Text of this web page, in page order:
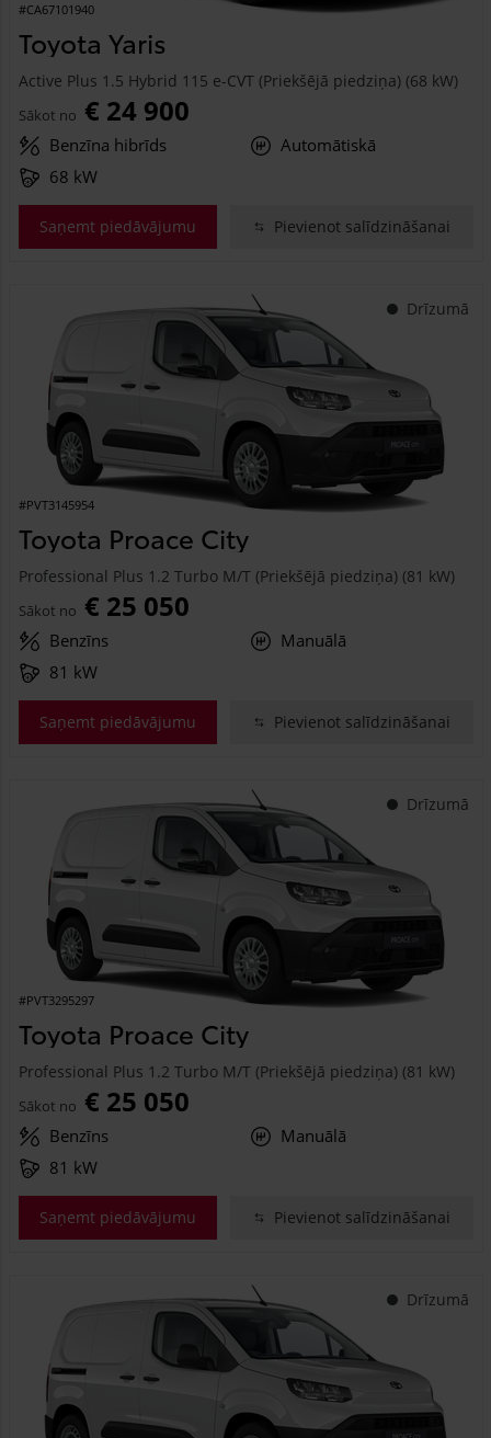
#CA67101940
Toyota Yaris
Active Plus 1.5 Hybrid 115 e-CVT (Priekšējā piedziņa) (68 kW)
Sākot no € 24 900
Benzīna hibrīds
Automātiskā
68 kW
Saņemt piedāvājumu Pievienot salīdzināšanai
Drīzumā
#PVT3145954
Toyota Proace City
Professional Plus 1.2 Turbo M/T (Priekšējā piedziņa) (81 kW)
Sākot no € 25 050
Benzīns
Manuālā
81 kW
Saņemt piedāvājumu Pievienot salīdzināšanai
Drīzumā
#PVT3295297
Toyota Proace City
Professional Plus 1.2 Turbo M/T (Priekšējā piedziņa) (81 kW)
Sākot no € 25 050
Benzīns
Manuālā
81 kW
Saņemt piedāvājumu Pievienot salīdzināšanai
Drīzumā